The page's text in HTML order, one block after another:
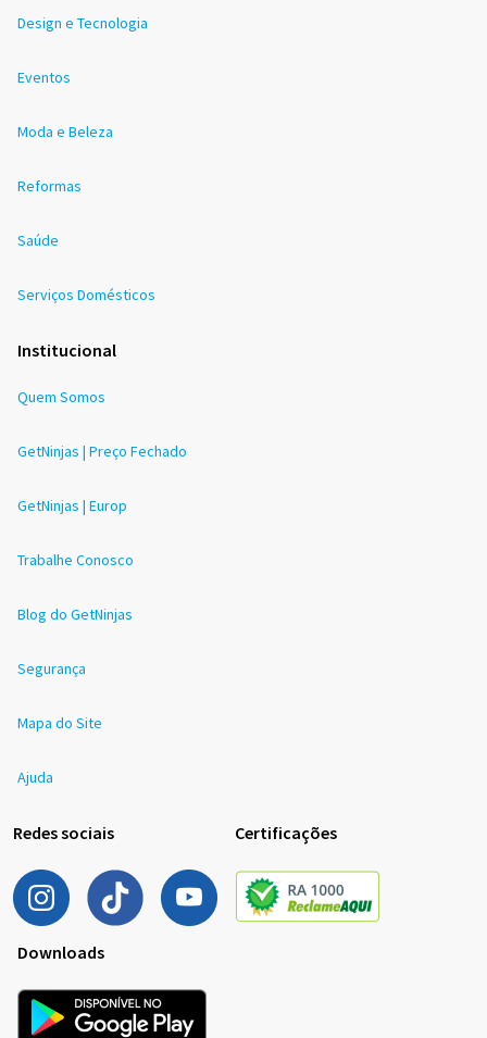
Design e Tecnologia
Eventos
Moda e Beleza
Reformas
Saúde
Serviços Domésticos
Institucional
Quem Somos
GetNinjas | Preço Fechado
GetNinjas | Europ
Trabalhe Conosco
Blog do GetNinjas
Segurança
Mapa do Site
Ajuda
Redes sociais Certificações
Downloads